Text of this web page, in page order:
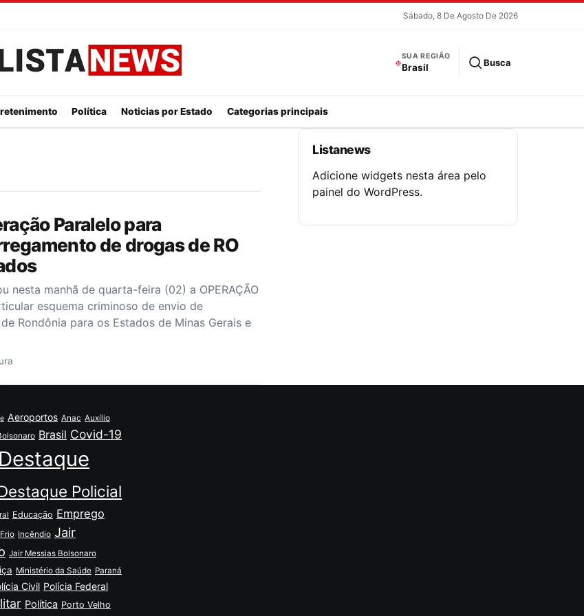
Sábado, 8 De Agosto De 2026
Listanews ⌖SUA REGIÃO
Brasil Busca
Política Noticias por Estado Categorias principais
Paralelo para
de drogas de RO
nesta manhã de quarta-feira (02) a OPERAÇÃO
esquema criminoso de envio de
Rondônia para os Estados de Minas Gerais e
Listanews
Adicione widgets nesta área pelo
painel do WordPress.
Aeroportos Anac Auxílio
Brasil Covid-19
Destaque
Policial
Educação Emprego
Frio Incêndio Jair
Jair Messias Bolsonaro
Ministério da Saúde Paraná
Civil Polícia Federal
Política Porto Velho